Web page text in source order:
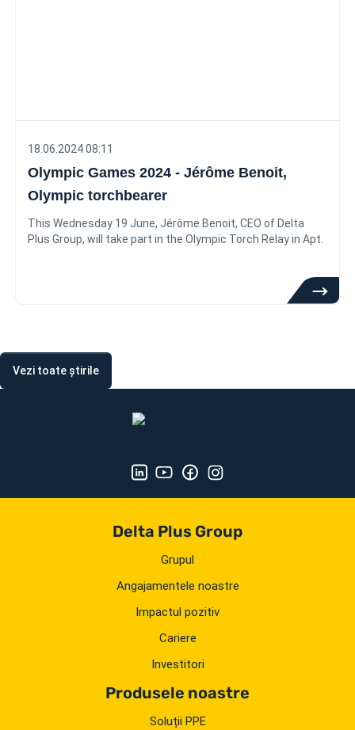
18.06.2024 08:11
Olympic Games 2024 - Jérôme Benoit,
Olympic torchbearer
This Wednesday 19 June, Jérôme Benoit, CEO of Delta
Plus Group, will take part in the Olympic Torch Relay in Apt.
Vezi toate știrile
Delta Plus Group
Grupul
Angajamentele noastre
Impactul pozitiv
Cariere
Investitori
Produsele noastre
Soluții PPE